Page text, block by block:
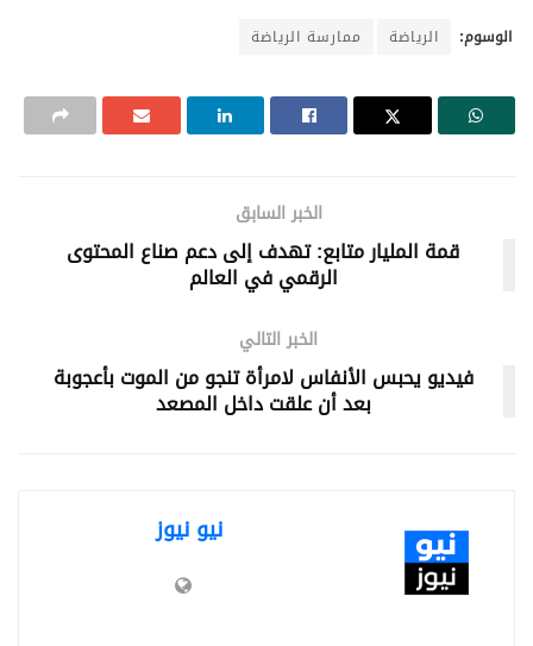
الوسوم: الرياضة ممارسة الرياضة
الخبر السابق
قمة المليار متابع: تهدف إلى دعم صناع المحتوى
الرقمي في العالم
الخبر التالي
فيديو يحبس الأنفاس لامرأة تنجو من الموت بأعجوبة
بعد أن علقت داخل المصعد
نيو نيوز